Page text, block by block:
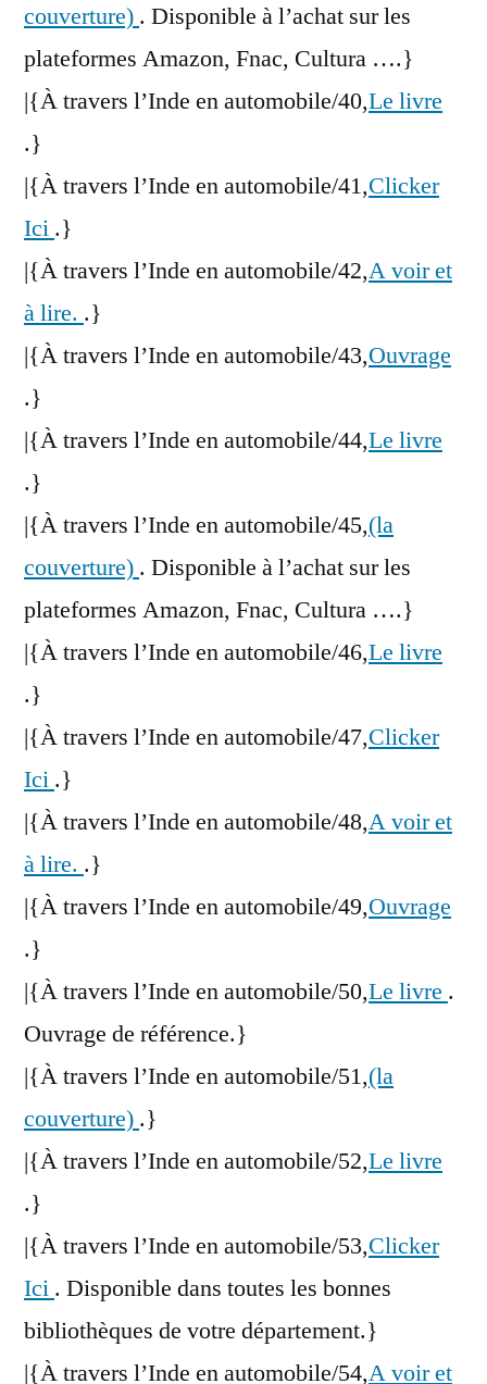
couverture) . Disponible à l’achat sur les
plateformes Amazon, Fnac, Cultura ….}
|{À travers l’Inde en automobile/40,Le livre
.}
|{À travers l’Inde en automobile/41,Clicker
Ici .}
|{À travers l’Inde en automobile/42,A voir et
à lire. .}
|{À travers l’Inde en automobile/43,Ouvrage
.}
|{À travers l’Inde en automobile/44,Le livre
.}
|{À travers l’Inde en automobile/45,(la
couverture) . Disponible à l’achat sur les
plateformes Amazon, Fnac, Cultura ….}
|{À travers l’Inde en automobile/46,Le livre
.}
|{À travers l’Inde en automobile/47,Clicker
Ici .}
|{À travers l’Inde en automobile/48,A voir et
à lire. .}
|{À travers l’Inde en automobile/49,Ouvrage
.}
|{À travers l’Inde en automobile/50,Le livre .
Ouvrage de référence.}
|{À travers l’Inde en automobile/51,(la
couverture) .}
|{À travers l’Inde en automobile/52,Le livre
.}
|{À travers l’Inde en automobile/53,Clicker
Ici . Disponible dans toutes les bonnes
bibliothèques de votre département.}
|{À travers l’Inde en automobile/54,A voir et